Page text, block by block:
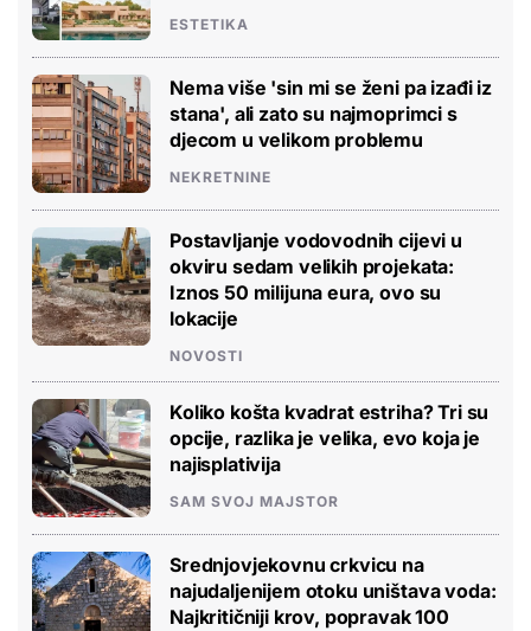
ESTETIKA
Nema više 'sin mi se ženi pa izađi iz
stana', ali zato su najmoprimci s
djecom u velikom problemu
NEKRETNINE
Postavljanje vodovodnih cijevi u
okviru sedam velikih projekata:
Iznos 50 milijuna eura, ovo su
lokacije
NOVOSTI
Koliko košta kvadrat estriha? Tri su
opcije, razlika je velika, evo koja je
najisplativija
SAM SVOJ MAJSTOR
Srednjovjekovnu crkvicu na
najudaljenijem otoku uništava voda:
Najkritičniji krov, popravak 100